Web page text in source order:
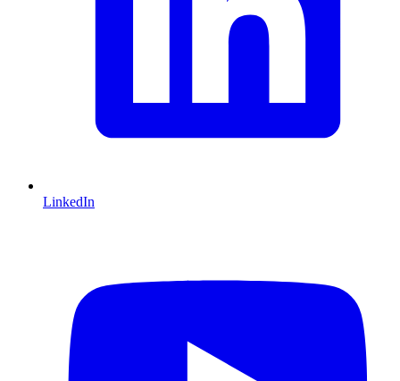
LinkedIn